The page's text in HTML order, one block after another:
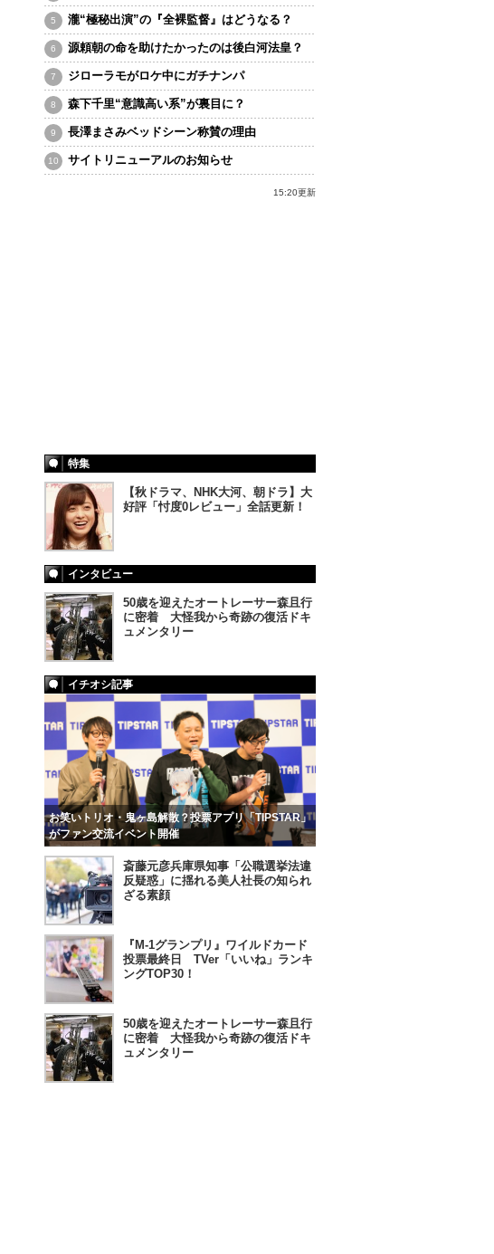
瀧“極秘出演”の『全裸監督』はどうなる？
源頼朝の命を助けたかったのは後白河法皇？
ジローラモがロケ中にガチナンパ
森下千里“意識高い系”が裏目に？
長澤まさみベッドシーン称賛の理由
サイトリニューアルのお知らせ
15:20更新
特集
【秋ドラマ、NHK大河、朝ドラ】大
好評「忖度0レビュー」全話更新！
インタビュー
50歳を迎えたオートレーサー森且行
に密着 大怪我から奇跡の復活ドキ
ュメンタリー
イチオシ記事
お笑いトリオ・鬼ヶ島解散？投票アプリ「TIPSTAR」
がファン交流イベント開催
斎藤元彦兵庫県知事「公職選挙法違
反疑惑」に揺れる美人社長の知られ
ざる素顔
『M-1グランプリ』ワイルドカード
投票最終日 TVer「いいね」ランキ
ングTOP30！
50歳を迎えたオートレーサー森且行
に密着 大怪我から奇跡の復活ドキ
ュメンタリー